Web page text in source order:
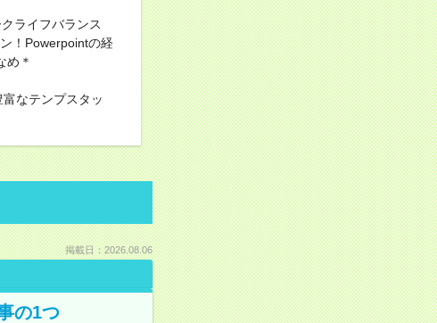
ライフバランス
！Powerpointの経
め＊
なテンプスタッ
掲載日：2026.08.06
の1つ